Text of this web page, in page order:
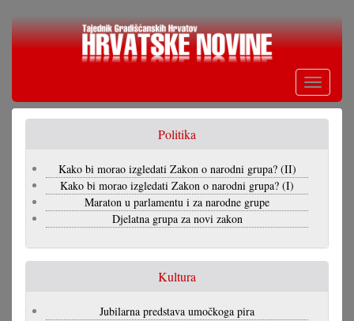
Skoči
Toggle
Politika
Kako bi morao izgledati Zakon o narodni grupa? (II)
Kako bi morao izgledati Zakon o narodni grupa? (I)
Maraton u parlamentu i za narodne grupe
Djelatna grupa za novi zakon
Kultura
Jubilarna predstava umočkoga pira